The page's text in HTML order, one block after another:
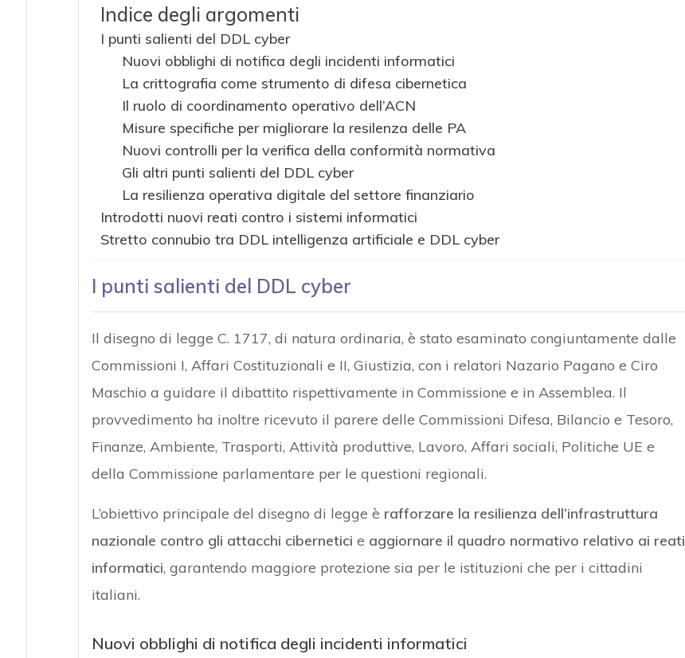
Indice degli argomenti
I punti salienti del DDL cyber
Nuovi obblighi di notifica degli incidenti informatici
La crittografia come strumento di difesa cibernetica
Il ruolo di coordinamento operativo dell’ACN
Misure specifiche per migliorare la resilenza delle PA
Nuovi controlli per la verifica della conformità normativa
Gli altri punti salienti del DDL cyber
La resilienza operativa digitale del settore finanziario
Introdotti nuovi reati contro i sistemi informatici
Stretto connubio tra DDL intelligenza artificiale e DDL cyber
I punti salienti del DDL cyber
Il disegno di legge C. 1717, di natura ordinaria, è stato esaminato congiuntamente dalle
Commissioni I, Affari Costituzionali e II, Giustizia, con i relatori Nazario Pagano e Ciro
Maschio a guidare il dibattito rispettivamente in Commissione e in Assemblea. Il
provvedimento ha inoltre ricevuto il parere delle Commissioni Difesa, Bilancio e Tesoro,
Finanze, Ambiente, Trasporti, Attività produttive, Lavoro, Affari sociali, Politiche UE e
della Commissione parlamentare per le questioni regionali.
L’obiettivo principale del disegno di legge è rafforzare la resilienza dell’infrastruttura
nazionale contro gli attacchi cibernetici e aggiornare il quadro normativo relativo ai reati
informatici, garantendo maggiore protezione sia per le istituzioni che per i cittadini
italiani.
Nuovi obblighi di notifica degli incidenti informatici